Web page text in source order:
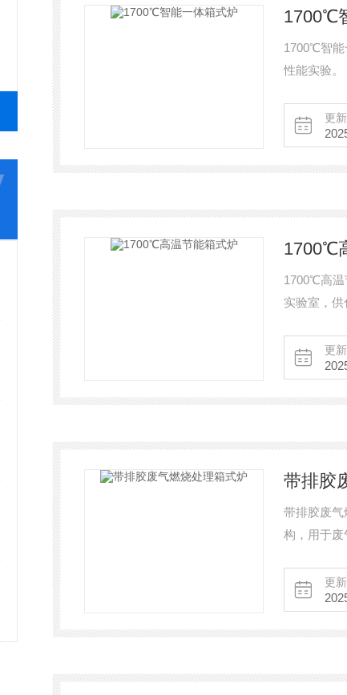
1700℃
1700℃智能
性能实验。 （2）热加工、工业工件处理、水泥、建材行业,进行小型工件的热加工或处
为水质分析
分析：用
更
1700℃
1700℃高温
实验室，
更
带排胶
带排胶废
构，用于
再进行废
更